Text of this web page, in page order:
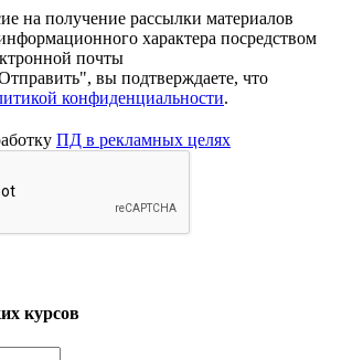
на получение рассылки материалов
характера посредством
почты
вы подтверждаете, что
конфиденциальности.
ПД в рекламных целях
курсов